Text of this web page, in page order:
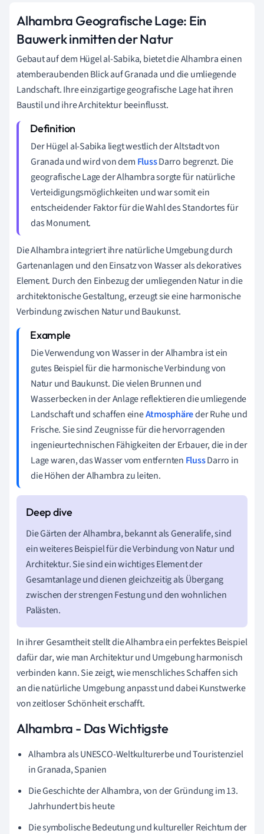
Alhambra Geografische Lage: Ein
Bauwerk inmitten der Natur
Gebaut auf dem Hügel al-Sabika, bietet die Alhambra einen
atemberaubenden Blick auf Granada und die umliegende
Landschaft. Ihre einzigartige geografische Lage hat ihren
Baustil und ihre Architektur beeinflusst.
Der Hügel al-Sabika liegt westlich der Altstadt von
Granada und wird von dem FlussDarro begrenzt. Die
geografische Lage der Alhambra sorgte für natürliche
Verteidigungsmöglichkeiten und war somit ein
entscheidender Faktor für die Wahl des Standortes für
das Monument.
Die Alhambra integriert ihre natürliche Umgebung durch
Gartenanlagen und den Einsatz von Wasser als dekoratives
Element. Durch den Einbezug der umliegenden Natur in die
architektonische Gestaltung, erzeugt sie eine harmonische
Verbindung zwischen Natur und Baukunst.
Die Verwendung von Wasser in der Alhambra ist ein
gutes Beispiel für die harmonische Verbindung von
Natur und Baukunst. Die vielen Brunnen und
Wasserbecken in der Anlage reflektieren die umliegende
Landschaft und schaffen eineAtmosphäreder Ruhe und
Frische. Sie sind Zeugnisse für die hervorragenden
ingenieurtechnischen Fähigkeiten der Erbauer, die in der
Lage waren, das Wasser vom entfernten FlussDarro in
die Höhen der Alhambra zu leiten.
Die Gärten der Alhambra, bekannt als Generalife, sind
ein weiteres Beispiel für die Verbindung von Natur und
Architektur. Sie sind ein wichtiges Element der
Gesamtanlage und dienen gleichzeitig als Übergang
zwischen der strengen Festung und den wohnlichen
Palästen.
In ihrer Gesamtheit stellt die Alhambra ein perfektes Beispiel
dafür dar, wie man Architektur und Umgebung harmonisch
verbinden kann. Sie zeigt, wie menschliches Schaffen sich
an die natürliche Umgebung anpasst und dabei Kunstwerke
von zeitloser Schönheit erschafft.
Alhambra - Das Wichtigste
Alhambra als UNESCO-Weltkulturerbe und Touristenziel
in Granada, Spanien
Die Geschichte der Alhambra, von der Gründung im 13.
Jahrhundert bis heute
Die symbolische Bedeutung und kultureller Reichtum der